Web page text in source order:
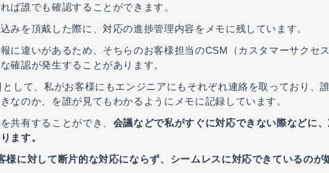
ば誰でも確認することができます。
みを頂戴した際に、対応の進捗管理内容をメモに残しています。
に違いがあるため、そちらのお客様担当のCSM（カスタマーサクセ
確認が発生することがあります。
して、私がお客様にもエンジニアにもそれぞれ連絡を取っており、
なのか、を誰が見てもわかるようにメモに記録しています。
共有することができ、 会議などで私がすぐに対応できない際などに
ます。
に対して断片的な対応にならず、シームレスに対応できているのが